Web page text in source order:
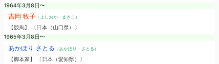
1964年3月8日〜
吉岡 牧子（よしおか・まきこ）
【競馬】 〔日本（山口県）〕
1965年3月8日〜
あかほり さとる （あかほり・さとる）
【脚本家】 〔日本（愛知県）〕